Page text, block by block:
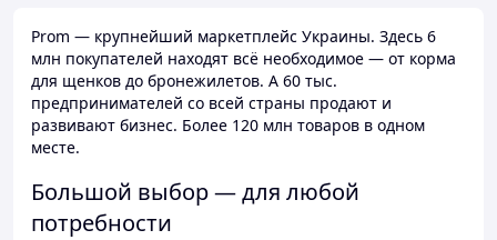
Prom — крупнейший маркетплейс Украины. Здесь 6
млн покупателей находят всё необходимое — от корма
для щенков до бронежилетов. А 60 тыс.
предпринимателей со всей страны продают и
развивают бизнес. Более 120 млн товаров в одном
месте.
Большой выбор — для любой
потребности